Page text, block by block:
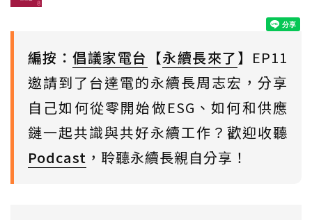
編按：倡議家電台 【永續長來了】EP11
邀請到了台達電的永續長周志宏，分享
自己如何從零開始做ESG、如何和供應
鏈一起共識與共好永續工作？歡迎收聽
Podcast ，聆聽永續長親自分享！